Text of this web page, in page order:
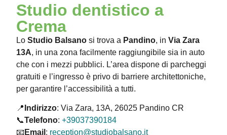
Studio dentistico a
Crema
Lo Studio Balsano si trova a Pandino, in Via Zara
13A, in una zona facilmente raggiungibile sia in auto
che con i mezzi pubblici. L’area dispone di parcheggi
gratuiti e l’ingresso è privo di barriere architettoniche,
per garantire l’accessibilità a tutti.
📍 Indirizzo: Via Zara, 13A, 26025 Pandino CR
📞Telefono: +39037390184
📧 Email : reception@studiobalsano.it